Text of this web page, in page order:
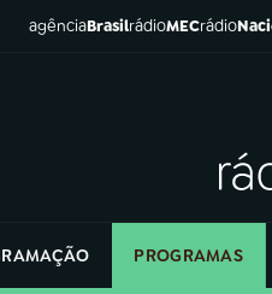
agênciaBrasilrádioMECrádio
PROGRAMAS